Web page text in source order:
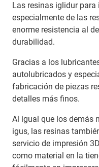
Las resinas iglidur
especialmente de las
enorme resistencia al
durabilidad.
Gracias a los
autolubricados y
fabricación de piezas
detalles más finos.
Al igual que los demás
igus, las resinas
servicio de impresión
como material en la